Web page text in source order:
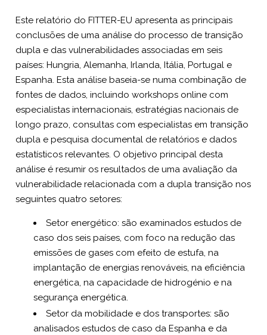
Este relatório do FITTER-EU apresenta as principais
conclusões de uma análise do processo de transição
dupla e das vulnerabilidades associadas em seis
países: Hungria, Alemanha, Irlanda, Itália, Portugal e
Espanha. Esta análise baseia-se numa combinação de
fontes de dados, incluindo workshops online com
especialistas internacionais, estratégias nacionais de
longo prazo, consultas com especialistas em transição
dupla e pesquisa documental de relatórios e dados
estatísticos relevantes. O objetivo principal desta
análise é resumir os resultados de uma avaliação da
vulnerabilidade relacionada com a dupla transição nos
seguintes quatro setores:
Setor energético: são examinados estudos de
caso dos seis países, com foco na redução das
emissões de gases com efeito de estufa, na
implantação de energias renováveis, na eficiência
energética, na capacidade de hidrogénio e na
segurança energética.
Setor da mobilidade e dos transportes: são
analisados estudos de caso da Espanha e da